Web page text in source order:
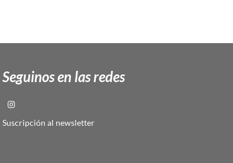
Seguinos en las redes
Suscripción al newsletter